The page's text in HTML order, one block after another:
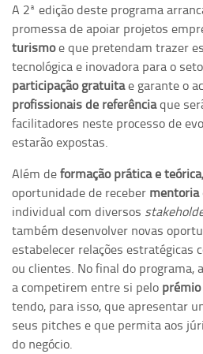
A 2ª edição deste programa
promessa de apoiar projetos
turismoe que pretendam trazer
tecnológica e inovadora para o
participação gratuitae garante o
profissionais de referênciaque
facilitadores neste processo de
estarão expostas.
Além deformação prática e teórica
oportunidade de receber mentoria
individual com diversos
também desenvolver novas
estabelecer relações estratégicas
ou clientes. No final do programa,
a competirem entre si pelo
tendo, para isso, que apresentar
seus pitches e que permita aos
do negócio.